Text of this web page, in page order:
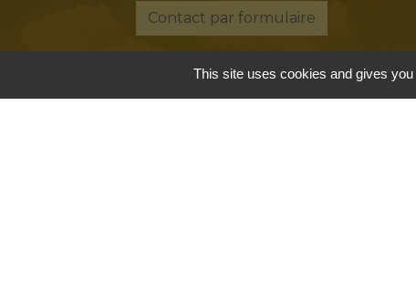
Contact par formulaire
This site uses cookies and gives